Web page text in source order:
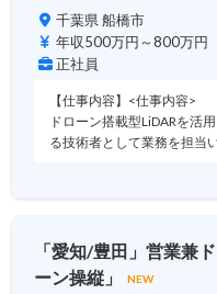
千葉県 船橋市
年収500万円～800万円
正社員
【仕事内容】<仕事内容>
ドローン搭載型LiDARを活
る技術者として業務を担当
「愛知/豊田」営業兼
ーン操縦」
NEW